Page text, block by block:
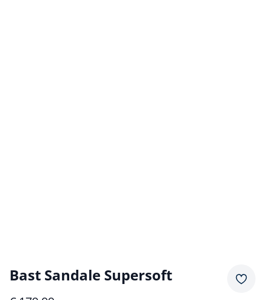
Bast Sandale Supersoft